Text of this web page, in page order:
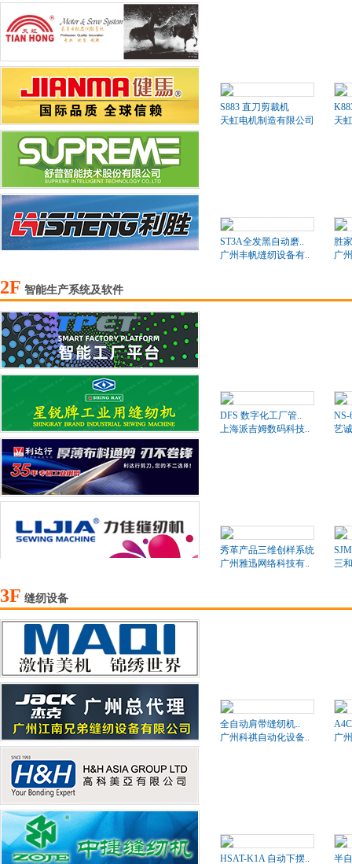
S883 直刀剪裁机
天虹电机制造有限公司
天
ST3A全发黑自动磨..
广州丰帆缝纫设备有..
胜
广
2F 智能生产系统及软件
DFS 数字化工厂管..
上海派吉姆数码科技..
NS-
艺
秀革产品三维创样系统
广州雅迅网络科技有..
三
3F 缝纫设备
全自动肩带缝纫机..
广州科祺自动化设备..
广
HSAT-K1A 自动下摆.. 半